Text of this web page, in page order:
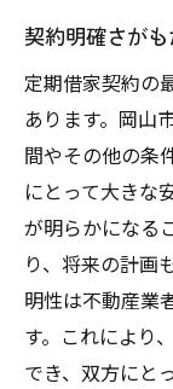
岡山市
信頼
地域
地元
安心
定期借家
イフスタイ
理想
ライ
契約明確さが
定期借家契約の
あります。岡山
間やその他の条
にとって大きな
が明らかになる
り、将来の計画
明性は不動産業
す。これにより
でき、双方にと